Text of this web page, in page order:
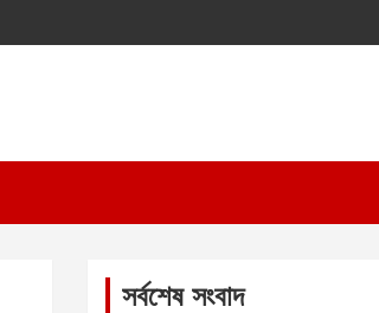
সর্বশেষ সংবাদ